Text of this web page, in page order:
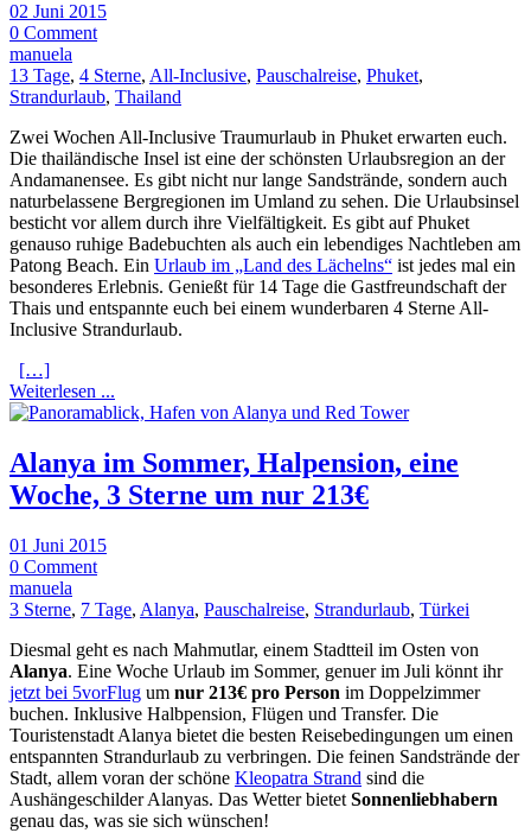
02 Juni 2015
0 Comment
manuela
13 Tage, 4 Sterne, All-Inclusive, Pauschalreise, Phuket,
Strandurlaub, Thailand
Zwei Wochen All-Inclusive Traumurlaub in Phuket erwarten euch.
Die thailändische Insel ist eine der schönsten Urlaubsregion an der
Andamanensee. Es gibt nicht nur lange Sandstrände, sondern auch
naturbelassene Bergregionen im Umland zu sehen. Die Urlaubsinsel
besticht vor allem durch ihre Vielfältigkeit. Es gibt auf Phuket
genauso ruhige Badebuchten als auch ein lebendiges Nachtleben am
Patong Beach. Ein Urlaub im „Land des Lächelns“ ist jedes mal ein
besonderes Erlebnis. Genießt für 14 Tage die Gastfreundschaft der
Thais und entspannte euch bei einem wunderbaren 4 Sterne All-
Inclusive Strandurlaub.
[…]
Weiterlesen ...
Alanya im Sommer, Halpension, eine
Woche, 3 Sterne um nur 213€
01 Juni 2015
0 Comment
manuela
3 Sterne, 7 Tage, Alanya, Pauschalreise, Strandurlaub, Türkei
Diesmal geht es nach Mahmutlar, einem Stadtteil im Osten von
Alanya. Eine Woche Urlaub im Sommer, genuer im Juli könnt ihr
jetzt bei 5vorFlug um nur 213€ pro Person im Doppelzimmer
buchen. Inklusive Halbpension, Flügen und Transfer. Die
Touristenstadt Alanya bietet die besten Reisebedingungen um einen
entspannten Strandurlaub zu verbringen. Die feinen Sandstrände der
Stadt, allem voran der schöne Kleopatra Strand sind die
Aushängeschilder Alanyas. Das Wetter bietet Sonnenliebhabern
genau das, was sie sich wünschen!